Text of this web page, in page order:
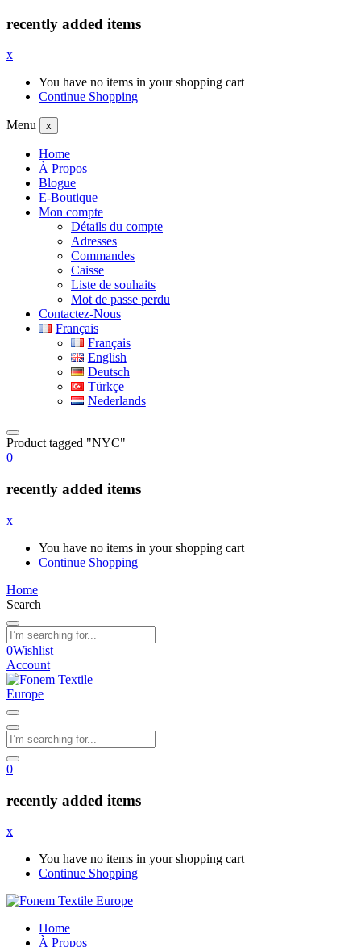
recently added items
x
You have no items in your shopping cart
Continue Shopping
Menu x
Home
À Propos
Blogue
E-Boutique
Mon compte
Détails du compte
Adresses
Commandes
Caisse
Liste de souhaits
Mot de passe perdu
Contactez-Nous
Français
Français
English
Deutsch
Türkçe
Nederlands
Product tagged "NYC"
0
recently added items
x
You have no items in your shopping cart
Continue Shopping
Home
Search
0Wishlist
Account
0
recently added items
x
You have no items in your shopping cart
Continue Shopping
Home
À Propos